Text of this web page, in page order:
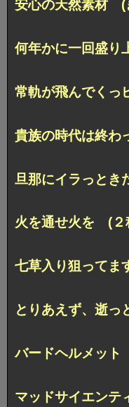
安心の天然素材 (
何年かに一回盛
常軌が飛んでく
貴族の時代は終
旦那にイラっと
火を通せ火を (２
七草入り狙って
とりあえず、逝
バードヘルメッ
マッドサイエン